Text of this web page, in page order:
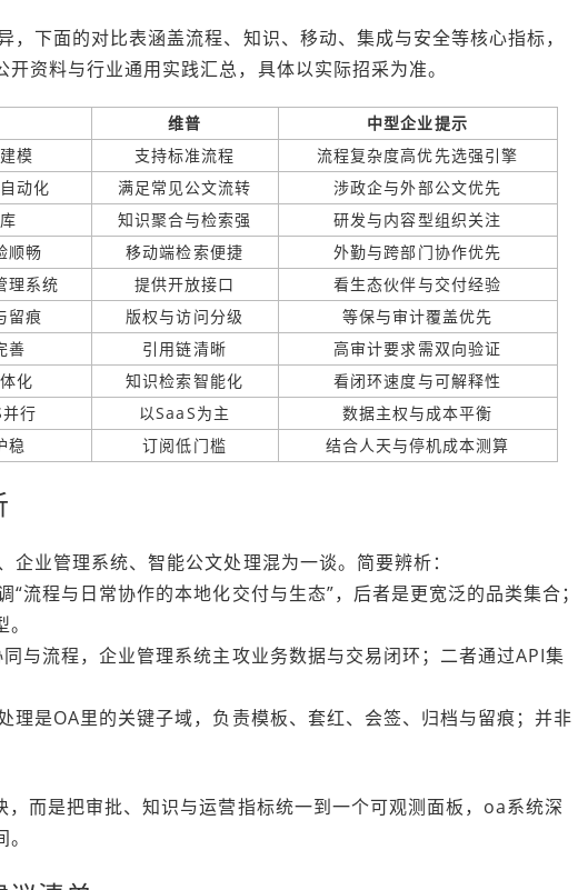
下面的对比表涵盖流程、知识、移动、集成与安全等核心指标，
资料与行业通用实践汇总，具体以实际招采为准。
维普
中型企业提示
模 支持标准流程
流程复杂度高优先选强引擎
动化 满足常见公文流转
涉政企与外部公文优先
知识聚合与检索强
研发与内容型组织关注
顺畅 移动端检索便捷
外勤与跨部门协作优先
理系统 提供开放接口
看生态伙伴与交付经验
留痕 版权与访问分级
等保与审计覆盖优先
善 引用链清晰
高审计要求需双向验证
化 知识检索智能化
看闭环速度与可解释性
行 以SaaS为主
数据主权与成本平衡
稳 订阅低门槛 结合人天与停机成本测算
业管理系统、智能公文处理混为一谈。简要辨析：
流程与日常协作的本地化交付与生态”，后者是更宽泛的品类集合；
与流程，企业管理系统主攻业务数据与交易闭环；二者通过API集
理是OA里的关键子域，负责模板、套红、会签、归档与留痕；并非
而是把审批、知识与运营指标统一到一个可观测面板，oa系统深